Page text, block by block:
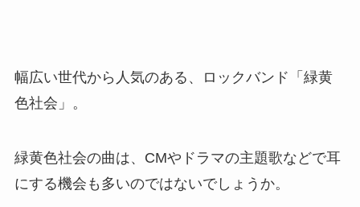
幅広い世代から人気のある、ロックバンド「緑黄
色社会」。
緑黄色社会の曲は、CMやドラマの主題歌などで耳
にする機会も多いのではないでしょうか。